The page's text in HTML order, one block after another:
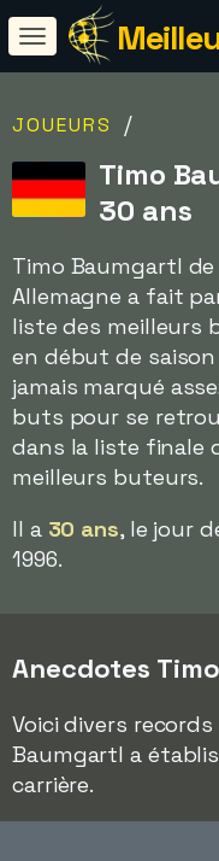
JOUEURS /
Timo
30 ans
Timo Baumgartl de
Allemagne a fait
liste des meilleurs
en début de
jamais marqué
buts pour se
dans la liste finale
meilleurs buteurs.
Il a 30 ans, le jour
1996.
Anecdotes
Voici divers
Baumgartl a
carrière.